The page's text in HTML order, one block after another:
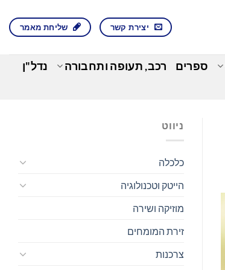
יצירת קשר שליחת מאמר
ספרים רכב, תעופה ותחבורה
נדל"ן
ניווט
כלכלה
הייטק וטכנולוגיה
מוזיקה ושירה
זירת המומחים
צרכנות